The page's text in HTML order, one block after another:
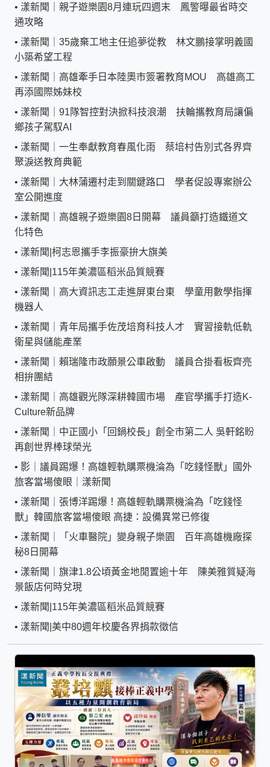
• 漾新聞｜親子遊樂園8月連玩四週末 鳳警曝最省時交
通攻略
• 漾新聞｜35歲棄工地主任追夢從教 林文鵬接掌明義國
小築希望工程
• 漾新聞｜高雄牽手日本陸奧市簽署教育MOU 高雄高工
再添國際姊妹校
• 漾新聞｜91隊智控對決掀科技浪潮 扶輪攜教育局讓偏
鄉孩子駕馭AI
• 漾新聞｜一生奉獻教育春風化雨 蔡培村告別式各界齊
聚淚送教育典範
• 漾新聞｜大林蒲遷村走到關鍵路口 學者促設專案辦公
室公開進度
• 漾新聞｜高雄親子遊樂園8日開幕 議員籲打造鐵道文
化特色
• 漾新聞|柯志恩攜手李振豪拚大旗美
• 漾新聞|115年美濃區稻米品質競賽
• 漾新聞｜高大資訊志工走進屏東台東 學童用數學指揮
機器人
• 漾新聞｜青年局攜手佐茂培育科技人才 實習接軌低軌
衛星與儲能產業
• 漾新聞｜賴瑞隆市政願景公車啟動 議員合掛看板齊亮
相拚團結
• 漾新聞｜高雄觀光隊深耕韓國市場 產官學攜手打造K-
Culture新品牌
• 漾新聞｜中正國小「回鍋校長」創全市第二人 吳軒銘盼
再創世界棒球榮光
• 影｜議員踢爆！高雄輕軌購票機淪為「吃錢怪獸」國外
旅客當場傻眼｜漾新聞
• 漾新聞｜張博洋踢爆！高雄輕軌購票機淪為「吃錢怪
獸」韓國旅客當場傻眼 高捷：設備異常已修復
• 漾新聞｜「火車醫院」變身親子樂園 百年高雄機廠探
秘8日開幕
• 漾新聞｜旗津1.8公頃黃金地閒置逾十年 陳美雅質疑海
景飯店何時兌現
• 漾新聞|115年美濃區稻米品質競賽
• 漾新聞|美中80週年校慶各界捐款徵信